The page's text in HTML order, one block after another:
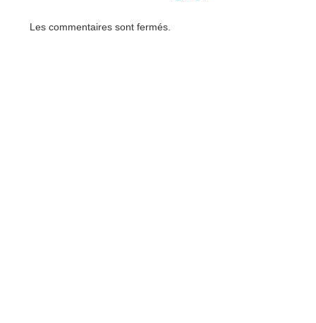
Les commentaires sont fermés.